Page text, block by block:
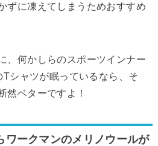
ずに凍えてしまうためおすすめ
、何かしらのスポーツインナー
シャツが眠っているなら、そ
然ベターですよ！
ワークマンのメリノウールが